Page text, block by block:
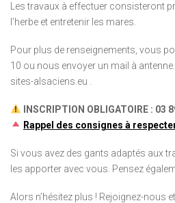
Les travaux à effectuer consisteront
l’herbe et entretenir les mares.
Pour plus de renseignements, vous
10 ou nous envoyer un mail à
sites-alsaciens.eu .
INSCRIPTION OBLIGATOIRE : 03
Rappel des consignes à
Si vous avez des gants adaptés aux
les apporter avec vous. Pensez
Alors n’hésitez plus ! Rejoignez-nous